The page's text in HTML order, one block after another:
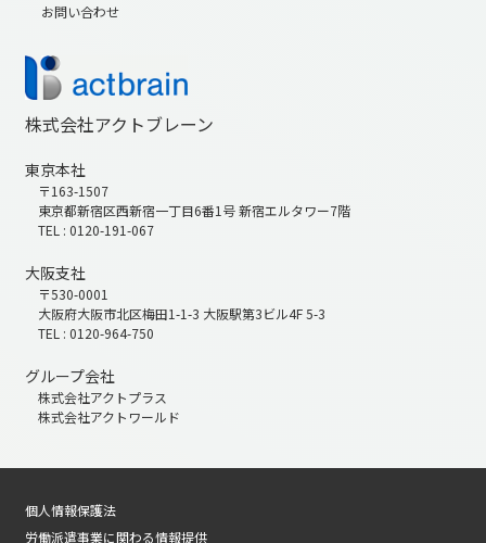
お問い合わせ
株式会社アクトブレーン
東京本社
〒163-1507
東京都新宿区西新宿一丁目6番1号 新宿エルタワー7階
TEL : 0120-191-067
大阪支社
〒530-0001
大阪府大阪市北区梅田1-1-3 大阪駅第3ビル4F 5-3
TEL : 0120-964-750
グループ会社
株式会社アクトプラス
株式会社アクトワールド
個人情報保護法
労働派遣事業に関わる情報提供